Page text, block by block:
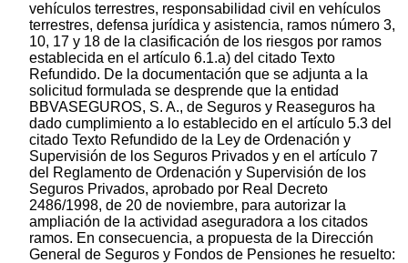
vehículos terrestres, responsabilidad civil en vehículos
terrestres, defensa jurídica y asistencia, ramos número 3,
10, 17 y 18 de la clasificación de los riesgos por ramos
establecida en el artículo 6.1.a) del citado Texto
Refundido. De la documentación que se adjunta a la
solicitud formulada se desprende que la entidad
BBVASEGUROS, S. A., de Seguros y Reaseguros ha
dado cumplimiento a lo establecido en el artículo 5.3 del
citado Texto Refundido de la Ley de Ordenación y
Supervisión de los Seguros Privados y en el artículo 7
del Reglamento de Ordenación y Supervisión de los
Seguros Privados, aprobado por Real Decreto
2486/1998, de 20 de noviembre, para autorizar la
ampliación de la actividad aseguradora a los citados
ramos. En consecuencia, a propuesta de la Dirección
General de Seguros y Fondos de Pensiones he resuelto: